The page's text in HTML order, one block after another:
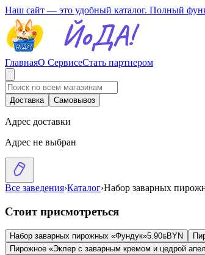
Наш сайт — это удобный каталог. Полный
ГлавнаяО СервисеСтать партнером
Доставка Самовывоз
Адрес доставки
Адрес не выбран
Все заведения›Каталог›Набор заварных
Стоит присмотреться
Набор заварных пирожных «Фундук»5.90BYNBYN
Пирожное «Эклер с заварным кремом и цедрой